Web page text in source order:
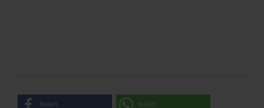
teilen teilen